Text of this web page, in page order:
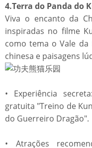
4.Terra do Panda do
Viva o encanto da
inspiradas no filme
como tema o Vale
chinesa e paisagens
• Experiência
gratuita "Treino de
do Guerreiro Dragão".
• Atrações